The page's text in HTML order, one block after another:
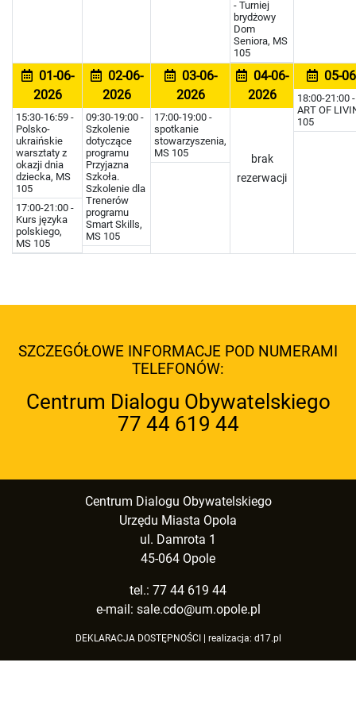
- Turniej
brydżowy
Dom
Seniora, MS
105
01-06-
2026
15:30-16:59 -
Polsko-
ukraińskie
warsztaty z
okazji dnia
dziecka, MS
105
17:00-21:00 -
Kurs języka
polskiego,
MS 105
02-06-
2026
09:30-19:00 -
Szkolenie
dotyczące
programu
Przyjazna
Szkoła.
Szkolenie dla
Trenerów
programu
Smart Skills,
MS 105
03-06-
2026
17:00-19:00 -
spotkanie
stowarzyszenia,
MS 105
04-06-
2026
brak
rezerwacji
05-
18:00-21:00
ART OF
105
SZCZEGÓŁOWE INFORMACJE POD NUMERAMI
TELEFONÓW:
Centrum Dialogu Obywatelskiego
77 44 619 44
Centrum Dialogu Obywatelskiego
Urzędu Miasta Opola
ul. Damrota 1
45-064 Opole
tel.: 77 44 619 44
e-mail: sale.cdo@um.opole.pl
DEKLARACJA DOSTĘPNOŚCI | realizacja: d17.pl